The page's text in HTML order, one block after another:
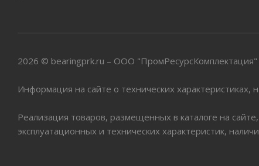
2026 © bearingprk.ru – ООО
Информация на сайте о технических
Реализация товаров, размещенных в каталоге на
эксплуатационных и технических характеристик,